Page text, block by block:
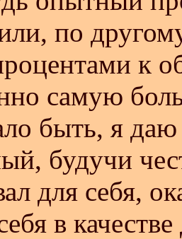
по
к
самую
быть, я
будучи
для себя,
в